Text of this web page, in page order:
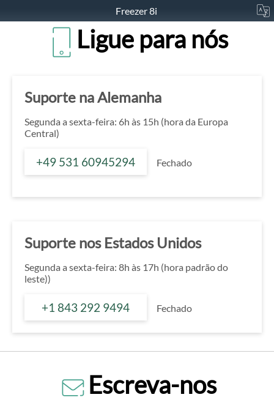
Freezer 8i
Ligue para nós
Suporte na Alemanha
Segunda a sexta-feira: 6h às 15h (hora da Europa
Central)
+49 531 60945294 Fechado
Suporte nos Estados Unidos
Segunda a sexta-feira: 8h às 17h (hora padrão do
leste))
+1 843 292 9494 Fechado
Escreva-nos